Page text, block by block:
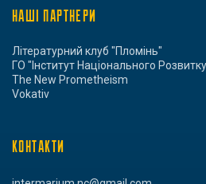
НАШІ ПАРТНЕРИ
Літературний клуб "Пломінь"
ГО "Інститут Національного
The New Prometheism
Vokativ
КОНТАКТИ